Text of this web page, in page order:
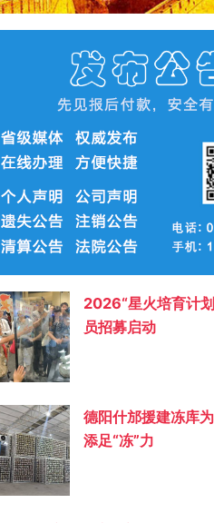
2026“星火培育计
员招募启动
德阳什邡援建冻库
添足“冻”力